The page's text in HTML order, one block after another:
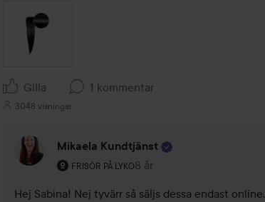
Gilla 1 kommentar
3048 visningar
Mikaela Kundtjänst
FRISÖR PÅ LYKO
Användarens roll: Frisör på Lyko.
8 år
Kommentaren lades 8 år
Hej Sabina! Nej tyvärr så säljs dessa endast online.